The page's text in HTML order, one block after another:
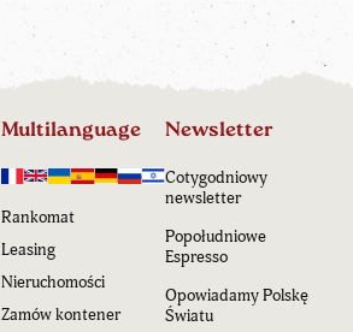
Multilanguage
Rankomat
Leasing
Nieruchomości
Zamów kontener
Newsletter
Cotygodniowy
newsletter
Popołudniowe
Espresso
Opowiadamy Polskę
Światu